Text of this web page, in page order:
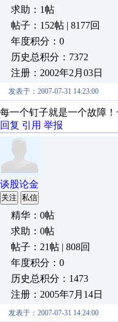
求助：1帖
帖子：152帖 | 8177回
年度积分：0
历史总积分：7372
注册：2002年2月03日
发表于：2007-07-31 14:23:00
每一个钉子就是一个故障
回复 引用 举报
谈股论金
关注 私信
精华：0帖
求助：0帖
帖子：21帖 | 808回
年度积分：0
历史总积分：1473
注册：2005年7月14日
发表于：2007-07-31 14:24:00